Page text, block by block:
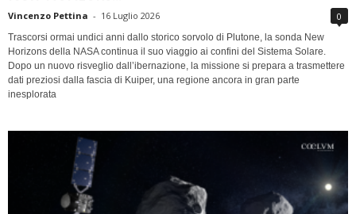
Vincenzo Pettina - 16 Luglio 2026 0
Trascorsi ormai undici anni dallo storico sorvolo di Plutone, la sonda New
Horizons della NASA continua il suo viaggio ai confini del Sistema Solare.
Dopo un nuovo risveglio dall’ibernazione, la missione si prepara a trasmettere
dati preziosi dalla fascia di Kuiper, una regione ancora in gran parte
inesplorata